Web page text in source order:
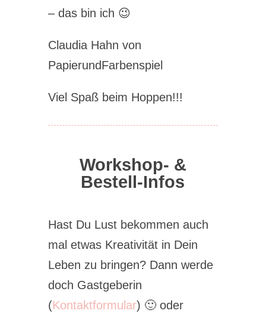
– das bin ich 😉
Claudia Hahn von
PapierundFarbenspiel
Viel Spaß beim Hoppen!!!
Workshop- &
Bestell-Infos
Hast Du Lust bekommen auch
mal etwas Kreativität in Dein
Leben zu bringen? Dann werde
doch Gastgeberin
(Kontaktformular) 🙂 oder